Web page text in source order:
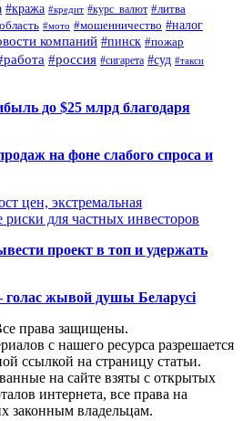
#кража #кредит #курс_валют #литва
#мото #мошенничество #налог
компаний #пинск #пожар
#россия #сигарета #суд #такси
до $25 млрд благодаря
на фоне слабого спроса и
цен, экстремальная
для частных инвесторов
проект в топ и удержать
голас жывой душы Беларусі
права защищены.
с нашего ресурса разрешается
ссылкой на страницу статьи.
на сайте взяты с открытых
интернета, все права на
законным владельцам.